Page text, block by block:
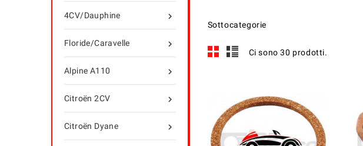

4CV/Dauphine

Floride/Caravelle

Alpine A110

Citroën 2CV

Citroën Dyane
Sottocategorie
Ci sono 30 prodotti.